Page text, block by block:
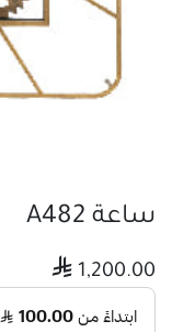
ساعة A482
1,200.00